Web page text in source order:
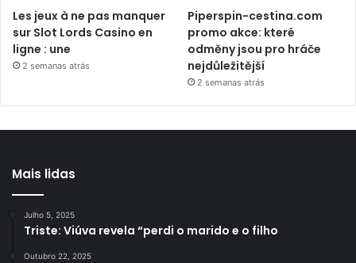
Les jeux à ne pas manquer
sur Slot Lords Casino en
ligne : une
2 semanas atrás
Piperspin-cestina.com
promo akce: které
odměny jsou pro hráče
nejdůležitější
2 semanas atrás
Mais lidas
Julho 5, 2025
Triste: Viúva revela “perdi o marido e o filho
Outubro 22, 2025